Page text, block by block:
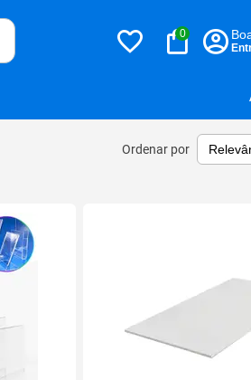
0
Ordenar por